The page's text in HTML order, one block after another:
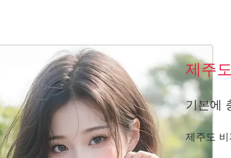
제주
기본에
제주도